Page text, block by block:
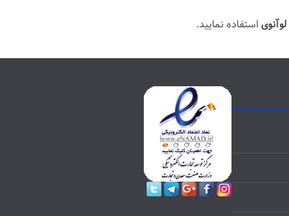
لوآنویاستفاده نمایید.